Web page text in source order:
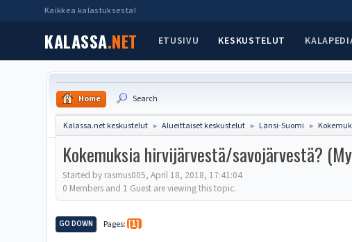
Kaikkea kalastuksesta!
KALASSA.NET ETUSIVU KESKUSTELUT
Home Search
Kalassa.net keskustelut ► Alueittaiset keskustelut ► Länsi-Suomi ►
Kokemuksia hirvijärvestä/savojärvestä?
Started by rasmus005, April 18, 2018, 17:41:04
0 Members and 1 Guest are viewing this topic.
GO DOWN Pages 1